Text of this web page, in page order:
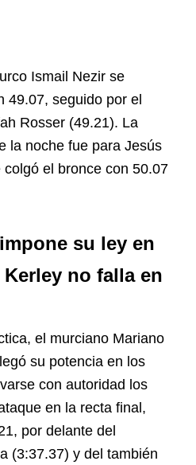
Ismail Nezir se
49.07, seguido por el
Rosser (49.21). La
la noche fue para Jesús
el bronce con 50.07
su ley en
no falla en
el murciano Mariano
su potencia en los
con autoridad los
en la recta final,
por delante del
(3:37.37) y del también